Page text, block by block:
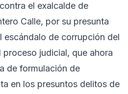
el exalcalde de
Calle, por su presunta
escándalo de corrupción del
proceso judicial, que ahora
de formulación de
en los presuntos delitos de